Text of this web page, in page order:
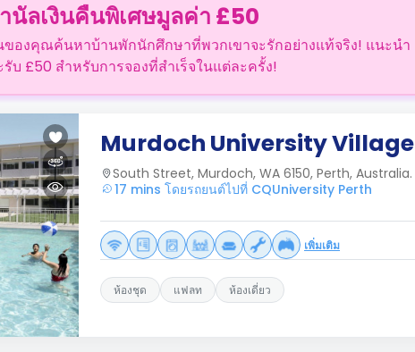
นัลเงินคืนพิเศษมูลค่า £50
ของคุณค้นหาบ้านพักนักศึกษาที่พวกเขาจะรักอย่างแท้จริง! แนะนำ
บ £50 สำหรับการจองที่สำเร็จในแต่ละครั้ง!
Murdoch University Village
South Street, Murdoch, WA 6150, Perth, Australia.
17 mins โดยรถยนต์ไปที่ CQUniversity Perth
เพิ่มเติม
ห้องชุด แฟลท ห้องเดี่ยว